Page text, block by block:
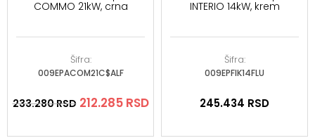
COMMO 21kW, crna
Šifra:
009EPACOM21C$ALF
233.280RSD 212.285 RSD
INTERIO 14kW, krem
Šifra:
009EPFIK14FLU
245.434 RSD